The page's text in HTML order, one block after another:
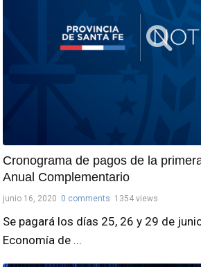
Cronograma de pagos de la
Anual Complementario
junio 16, 2020 0 comments 1354 views
Se pagará los días 25, 26 y 29 de
Economía de ...